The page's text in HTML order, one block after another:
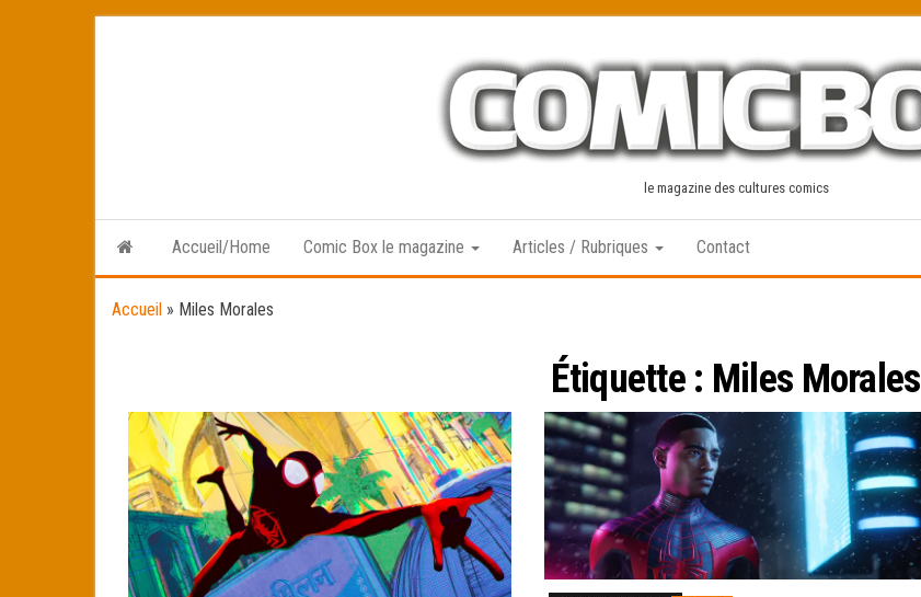
le magazine des cultures comics
Accueil/Home Comic Box le magazine Articles / Rubriques Contact
Accueil » Miles Morales
Étiquette : Miles Morales